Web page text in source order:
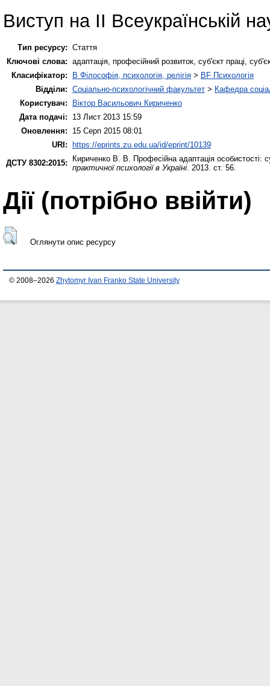
Виступ на ІІ Всеукраїнській
Тип ресурсу: Стаття
Ключові слова: адаптація, професійний розвиток, суб'єкт праці,
Класифікатор:
B Філософія, психологія, релігія > BF Психологія
Відділи: Соціально-психологічний факультет > Кафедра
Користувач:
Віктор Васильович Кириченко
Дата подачі:
13 Лист 2013 15:59
Оновлення:
15 Серп 2015 08:01
URI: https://eprints.zu.edu.ua/id/eprint/10139
ДСТУ 8302:2015:
Кириченко В. В.
Професійна адаптація особистості:
практичної психології в Україні . 2013. ст. 56.
Дії ​​(потрібно ввійти)
Оглянути опис ресурсу
© 2008–2026 Zhytomyr Ivan Franko State University